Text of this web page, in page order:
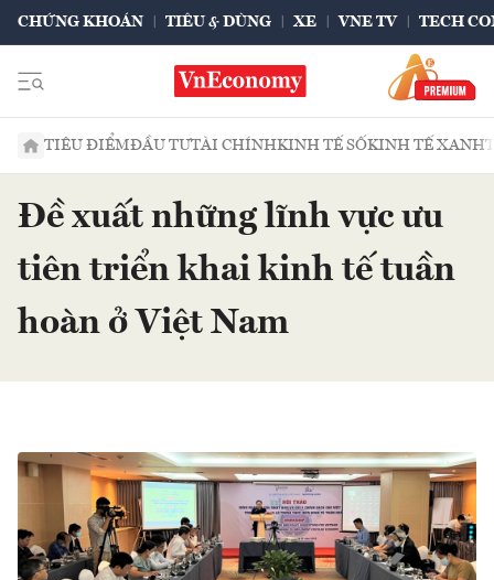
CHỨNG KHOÁN TIÊU & DÙNG XE VNE TV TECH
TIÊU ĐIỂMĐẦU TƯTÀI CHÍNHKINH TẾ SỐKINH TẾ XANH
Đề xuất những lĩnh vực ưu
tiên triển khai kinh tế tuần
hoàn ở Việt Nam